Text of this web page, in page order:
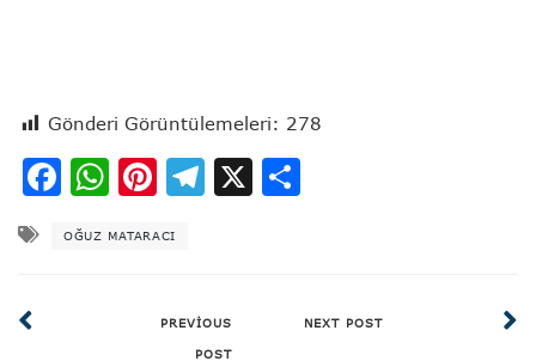
Gönderi Görüntülemeleri: 278
Facebook
WhatsApp
Pinterest
Telegram
X
OĞUZ MATARACI
PREVIOUS
POST
NEXT POST